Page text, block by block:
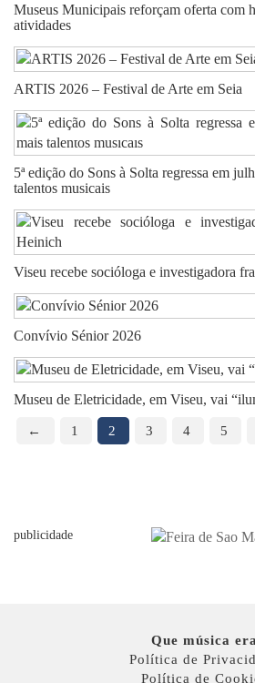
Museus Municipais reforçam oferta com
atividades
ARTIS 2026 – Festival de Arte em Seia
5ª edição do Sons à Solta regressa em
talentos musicais
Viseu recebe socióloga e investigadora
Convívio Sénior 2026
Museu de Eletricidade, em Viseu, vai
← 1 2 3 4 5
publicidade
Que música
Política de
Política de